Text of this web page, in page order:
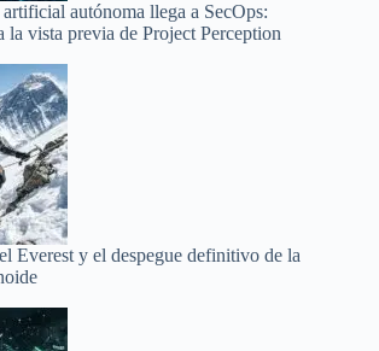
autónoma llega a SecOps:
la vista previa de Project Perception
Everest y el despegue definitivo de la